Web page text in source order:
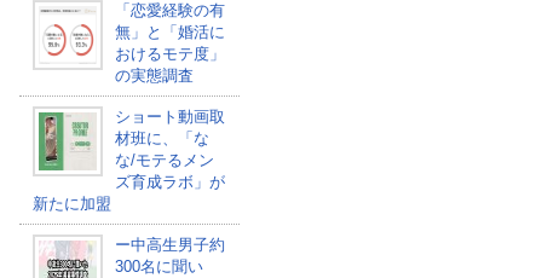
「恋愛経験の有
無」と「婚活に
おけるモテ度」
の実態調査
ショート動画取
材班に、「な
な/モテるメン
ズ育成ラボ」が
新たに加盟
ー中高生男子約
300名に聞い